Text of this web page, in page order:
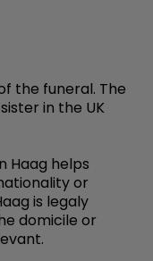
the funeral. The
in the UK
Haag helps
or
is legaly
domicile or